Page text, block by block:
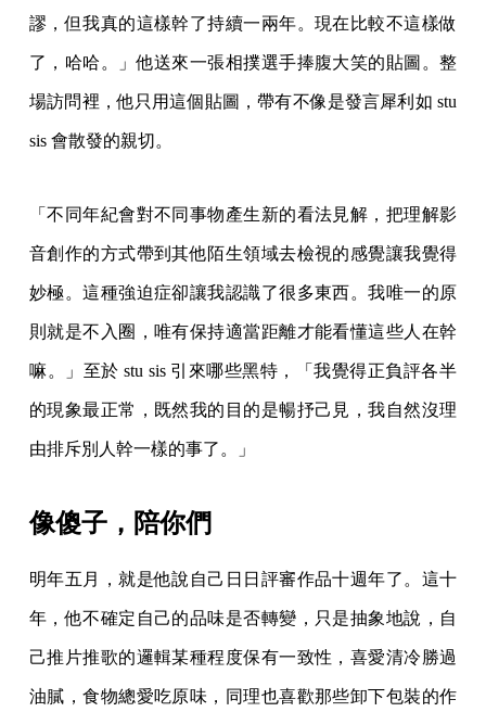
謬，但我真的這樣幹了持續一兩年。現在比較不這樣做
了，哈哈。」他送來一張相撲選手捧腹大笑的貼圖。整
場訪問裡，他只用這個貼圖，帶有不像是發言犀利如 stu
sis 會散發的親切。
「不同年紀會對不同事物產生新的看法見解，把理解影
音創作的方式帶到其他陌生領域去檢視的感覺讓我覺得
妙極。這種強迫症卻讓我認識了很多東西。我唯一的原
則就是不入圈，唯有保持適當距離才能看懂這些人在幹
嘛。」至於 stu sis 引來哪些黑特，「我覺得正負評各半
的現象最正常，既然我的目的是暢抒己見，我自然沒理
由排斥別人幹一樣的事了。」
像傻子，陪你們
明年五月，就是他說自己日日評審作品十週年了。這十
年，他不確定自己的品味是否轉變，只是抽象地說，自
己推片推歌的邏輯某種程度保有一致性，喜愛清冷勝過
油膩，食物總愛吃原味，同理也喜歡那些卸下包裝的作